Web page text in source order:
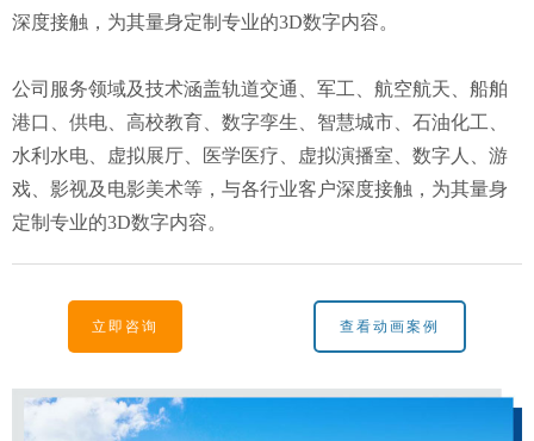
深度接触，为其量身定制专业的3D数字内容。
公司服务领域及技术涵盖轨道交通、军工、航空航天、船舶
港口、供电、高校教育、数字孪生、智慧城市、石油化工、
水利水电、虚拟展厅、医学医疗、虚拟演播室、数字人、游
戏、影视及电影美术等，与各行业客户深度接触，为其量身
定制专业的3D数字内容。
立即咨询 查看动画案例